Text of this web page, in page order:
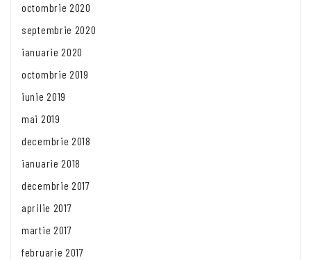
octombrie 2020
septembrie 2020
ianuarie 2020
octombrie 2019
iunie 2019
mai 2019
decembrie 2018
ianuarie 2018
decembrie 2017
aprilie 2017
martie 2017
februarie 2017